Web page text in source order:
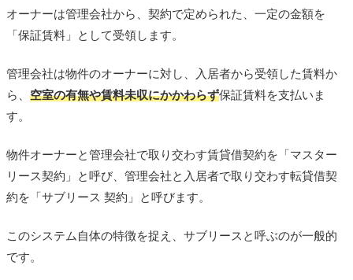
オーナーは管理会社から、契約で定められた、一定の金額を
「保証賃料」として受領します。
管理会社は物件のオーナーに対し、入居者から受領した賃料か
ら、 空室の有無や賃料未収にかかわらず保証賃料を支払いま
す。
物件オーナーと管理会社で取り交わす賃貸借契約を「マスター
リース契約」と呼び、管理会社と入居者で取り交わす転貸借契
約を「サブリース 契約」と呼びます。
このシステム自体の特徴を捉え、サブリースと呼ぶのが一般的
です。